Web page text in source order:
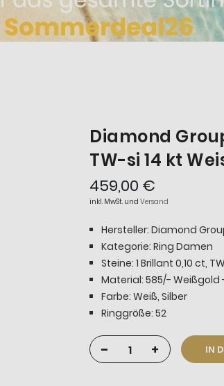
Diamond
TW-si 14 kt
459,00 €
inkl. MwSt. und Versand
Hersteller: Diamond
Kategorie: Ring Damen
Steine: 1 Brillant 0,10 ct,
Material: 585/- Weißgold
Farbe: Weiß, Silber
Ringgröße: 52
- + IN